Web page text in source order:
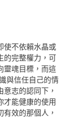
使不依賴水晶或
的完整權力，可
靈魂目標，而這
與信任自己的情
志的認同下，
才能健康的使用
效的那個人，